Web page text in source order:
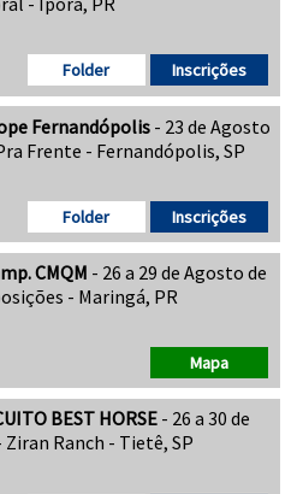
Inscrições
Folder
Fernandópolis - 23 de Agosto
Frente - Fernandópolis, SP
Inscrições
Folder
CMQM - 26 a 29 de Agosto de
- Maringá, PR
Mapa
BEST HORSE - 26 a 30 de
Ranch - Tietê, SP